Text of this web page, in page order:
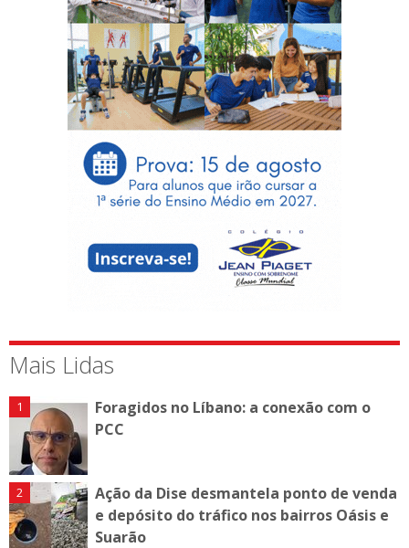
Mais Lidas
Foragidos no Líbano: a conexão com o
PCC
Ação da Dise desmantela ponto de venda
e depósito do tráfico nos bairros Oásis e
Suarão